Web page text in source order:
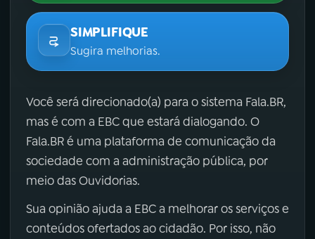
SIMPLIFIQUE
Sugira melhorias.
Você será direcionado(a) para o sistema Fala.BR,
mas é com a EBC que estará dialogando. O
Fala.BR é uma plataforma de comunicação da
sociedade com a administração pública, por
meio das Ouvidorias.
Sua opinião ajuda a EBC a melhorar os serviços e
conteúdos ofertados ao cidadão. Por isso, não